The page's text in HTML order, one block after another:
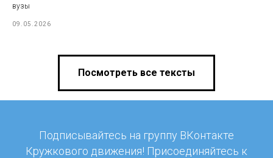
вузы
09.05.2026
Посмотреть все тексты
Подписывайтесь на группу ВКонтакте
Кружкового движения! Присоединяйтесь к